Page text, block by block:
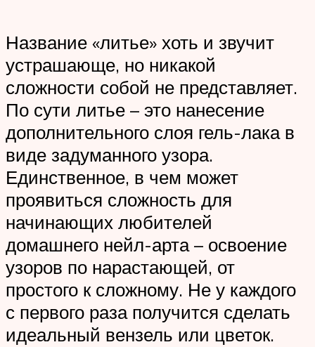
Название «литье» хоть и звучит
устрашающе, но никакой
сложности собой не представляет.
По сути литье – это нанесение
дополнительного слоя гель-лака в
виде задуманного узора.
Единственное, в чем может
проявиться сложность для
начинающих любителей
домашнего нейл-арта – освоение
узоров по нарастающей, от
простого к сложному. Не у каждого
с первого раза получится сделать
идеальный вензель или цветок.